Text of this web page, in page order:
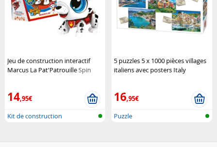
Jeu de construction interactif
Marcus La Pat'PatrouilleSpin
14,95€
Kit de construction
5 puzzles 5 x 1000 pièces villages
italiens avec posters Italy
16,95€
Puzzle